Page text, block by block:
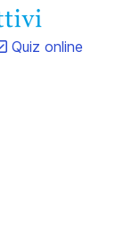
Quiz online